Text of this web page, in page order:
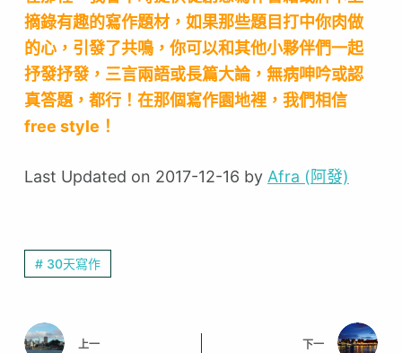
摘錄有趣的寫作題材，如果那些題目打中你肉做
的心，引發了共鳴，你可以和其他小夥伴們一起
抒發抒發，三言兩語或長篇大論，無病呻吟或認
真答題，都行！在那個寫作園地裡，我們相信
free style！
Last Updated on 2017-12-16 by Afra (阿發)
# 30天寫作
上一 下一